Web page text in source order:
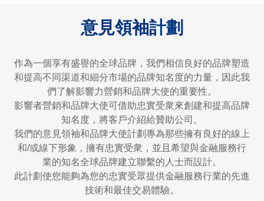
意見領袖計劃
作為一個享有盛譽的全球品牌，我們相信良好的品牌塑造
和提高不同渠道和細分市場的品牌知名度的力量，因此我
們了解影響力營銷和品牌大使的重要性。
影響者營銷和品牌大使可借助忠實受衆來創建和提高品牌
知名度，將客戶介紹給贊助公司。
我們的意見領袖和品牌大使計劃專為那些擁有良好的線上
和/或線下形象，擁有忠實受衆，並且希望與金融服務行
業的知名全球品牌建立聯繫的人士而設計。
此計劃使您能夠為您的忠實受眾提供金融服務行業的先進
技術和最佳交易體驗。